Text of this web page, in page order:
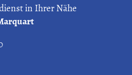
in Ihrer Nähe